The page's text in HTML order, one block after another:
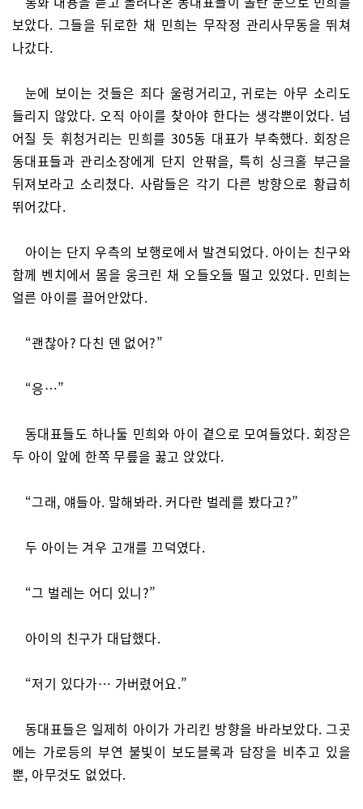
보았다. 그들을 뒤로한 채 민희는 무작정 관리사무동을 뛰쳐
나갔다.
눈에 보이는 것들은 죄다 울렁거리고, 귀로는 아무 소리도
들리지 않았다. 오직 아이를 찾아야 한다는 생각뿐이었다. 넘
어질 듯 휘청거리는 민희를 305동 대표가 부축했다. 회장은
동대표들과 관리소장에게 단지 안팎을, 특히 싱크홀 부근을
뒤져보라고 소리쳤다. 사람들은 각기 다른 방향으로 황급히
뛰어갔다.
아이는 단지 우측의 보행로에서 발견되었다. 아이는 친구와
함께 벤치에서 몸을 웅크린 채 오들오들 떨고 있었다. 민희는
얼른 아이를 끌어안았다.
“괜찮아? 다친 덴 없어?”
“응…”
동대표들도 하나둘 민희와 아이 곁으로 모여들었다. 회장은
두 아이 앞에 한쪽 무릎을 꿇고 앉았다.
“그래, 얘들아. 말해봐라. 커다란 벌레를 봤다고?”
두 아이는 겨우 고개를 끄덕였다.
“그 벌레는 어디 있니?”
아이의 친구가 대답했다.
“저기 있다가… 가버렸어요.”
동대표들은 일제히 아이가 가리킨 방향을 바라보았다. 그곳
에는 가로등의 부연 불빛이 보도블록과 담장을 비추고 있을
뿐, 아무것도 없었다.